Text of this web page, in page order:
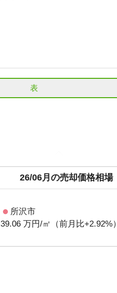
表
26/06月の売却価格相場
所沢市
39.06 万円/㎡（前月比+2.92%）